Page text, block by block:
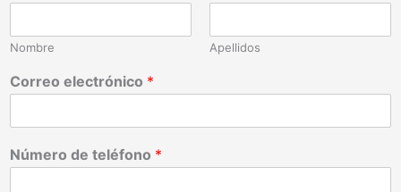
Nombre Apellidos
Correo electrónico *
Número de teléfono *